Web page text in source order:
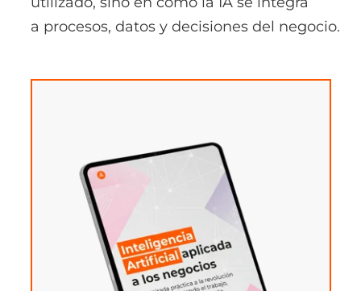
a procesos, datos y decisiones del negocio.